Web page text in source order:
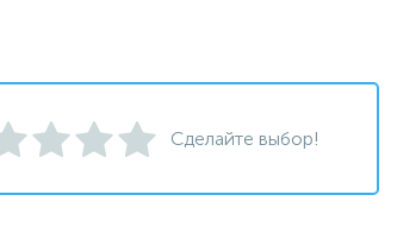
Сделайте выбор!